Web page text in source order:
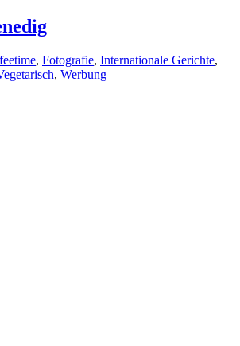
, Fotografie, Internationale Gerichte,
, Werbung